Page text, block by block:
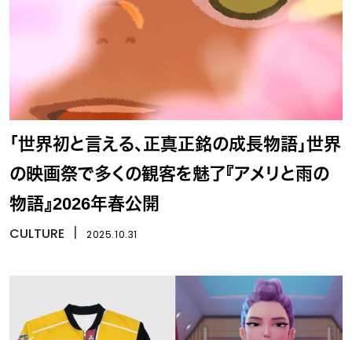
「世界初と言える、正真正銘の成長物語」世界
の映画祭で多くの観客を魅了『アメリと雨の
物語』2026年春公開
CULTURE 2025.10.31